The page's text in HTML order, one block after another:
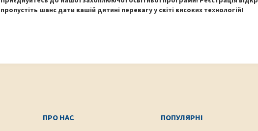
пропустіть шанс дати вашій дитині перевагу у світі високих технологій!
ПРО НАС ПОПУЛЯРНІ